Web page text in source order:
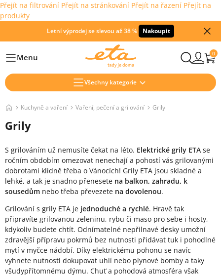
Přejít na filtrování Přejít na stránkování Přejít na řazení Přejít na
produkty
Letní výprodej se slevou až 38 % Nakoupit
HlavníMenu 0
Všechny kategorie
Kuchyně a vaření Vaření, pečení a grilování Grily
Grily
S grilováním už nemusíte čekat na léto. Elektrické grily ETA se
ročním obdobím omezovat nenechají a pohostí vás grilovanými
dobrotami klidně třeba o Vánocích! Grily ETA jsou skladné a
lehké, a tak je snadno přenesete na balkon, zahradu, k
sousedům nebo třeba převezete na dovolenou.
Grilování s grily ETA je jednoduché a rychlé. Hravě tak
připravíte grilovanou zeleninu, rybu či maso pro sebe i hosty,
kdykoliv budete chtít. Odnímatelné nepřilnavé desky umožní
zdravější přípravu pokrmů bez nutnosti přidávat tuk i pohodlné
mytí v myčce nádobí. Díky elektrickému pohonu se navíc
vyhnete nutnosti dokupovat uhlí nebo plynové bomby a taky
všudypřítomnému dýmu. Chuť a pohodová atmosféra však